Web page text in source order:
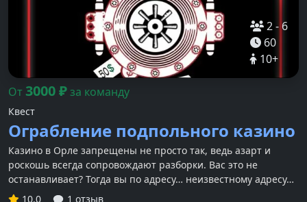
2- 6
60
10+
От3000₽за команду
Квест
Ограбление подпольного казино
Казино в Орле запрещены не просто так, ведь азарт и
роскошь всегда сопровождают разборки. Вас это не
останавливает? Тогда вы по адресу… неизвестному адресу…
10.0
1 отзыв